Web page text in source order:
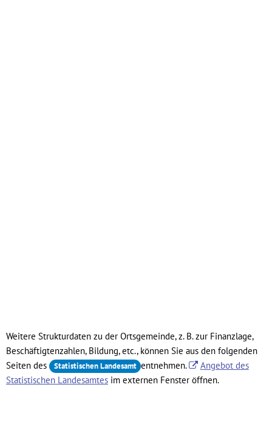
Weitere Strukturdaten zu der Ortsgemeinde, z. B. zur Finanzlage,
Beschäftigtenzahlen, Bildung, etc., können Sie aus den folgenden
Seiten des
Statistischen Landesamt entnehmen.
Angebot des
Statistischen Landesamtes im externen Fenster öffnen.